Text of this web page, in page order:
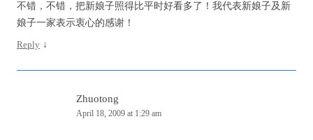
不错，不错，把新娘子照得比平时好看多了！我代表新娘子及新
娘子一家表示衷心的感谢！
Reply ↓
Zhuotong
April 18, 2009 at 1:29 am